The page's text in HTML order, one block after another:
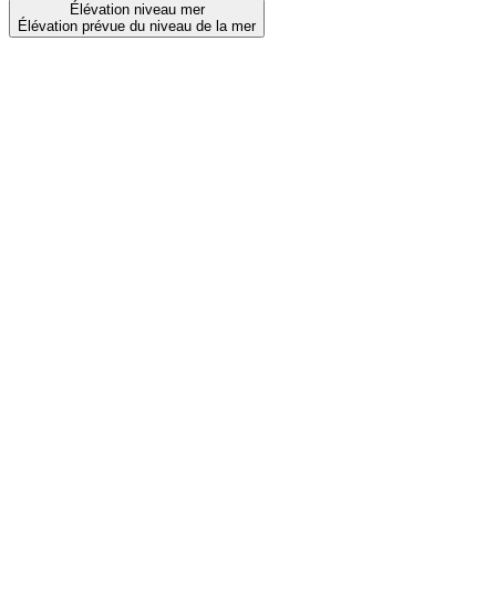
Élévation niveau mer
Élévation prévue du niveau de la mer